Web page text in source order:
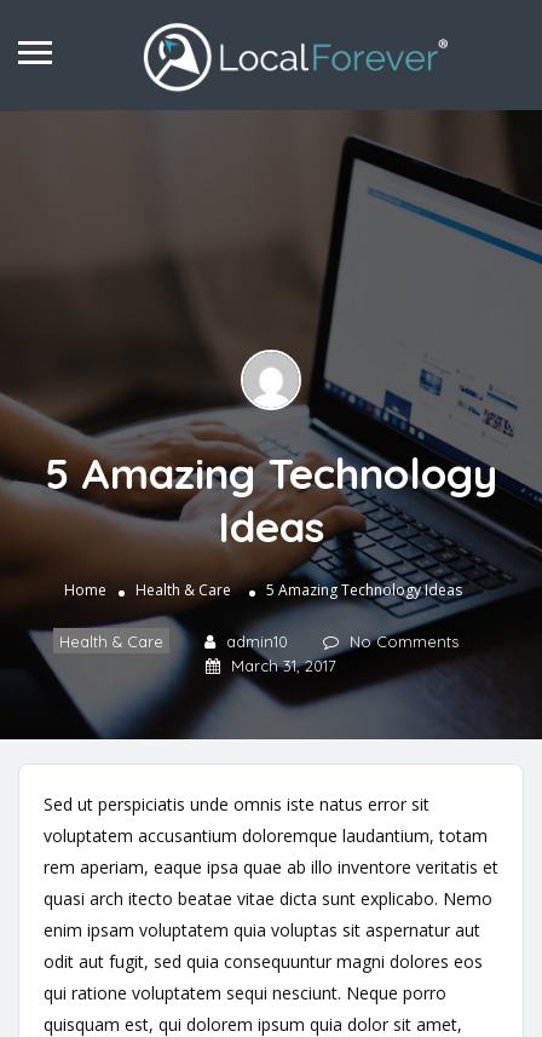
5 Amazing Technology
Ideas
Home Health & Care 5 Amazing Technology Ideas
Health & Care admin10
No Comments
March 31, 2017
Sed ut perspiciatis unde omnis iste natus error sit
voluptatem accusantium doloremque laudantium, totam
rem aperiam, eaque ipsa quae ab illo inventore veritatis et
quasi arch itecto beatae vitae dicta sunt explicabo. Nemo
enim ipsam voluptatem quia voluptas sit aspernatur aut
odit aut fugit, sed quia consequuntur magni dolores eos
qui ratione voluptatem sequi nesciunt. Neque porro
quisquam est, qui dolorem ipsum quia dolor sit amet,